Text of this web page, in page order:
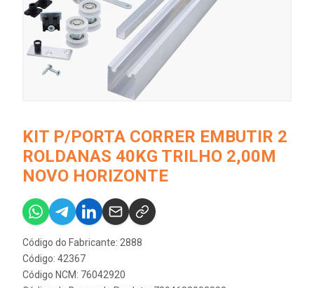
KIT P/PORTA CORRER EMBUTIR 2
ROLDANAS 40KG TRILHO 2,00M
NOVO HORIZONTE
Código do Fabricante: 2888
Código: 42367
Código NCM: 76042920